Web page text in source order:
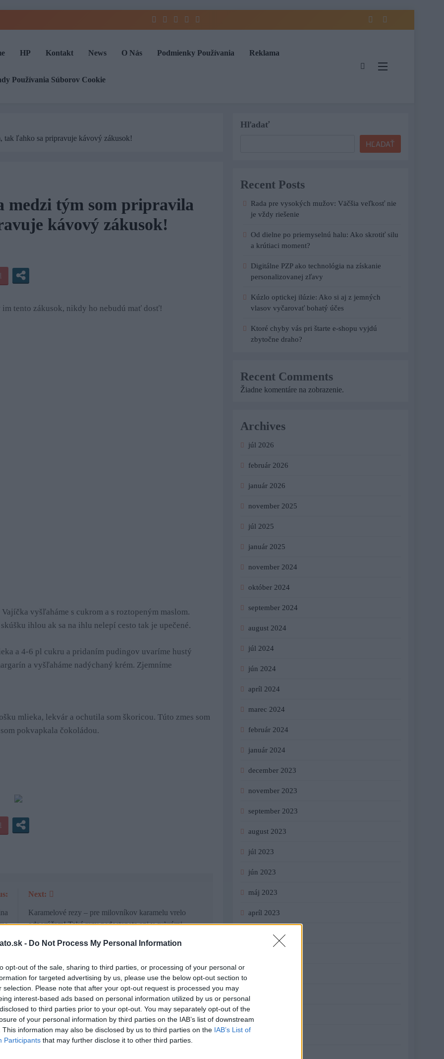
- Do Not Process My Personal Information
opt-out of the sale, sharing to third parties, or processing of your personal or
for targeted advertising by us, please use the below opt-out section to
selection. Please note that after your opt-out request is processed you may
interest-based ads based on personal information utilized by us or personal
to third parties prior to your opt-out. You may separately opt-out of the
of your personal information by third parties on the IAB’s list of downstream
This information may also be disclosed by us to third parties on the IAB’s List of
Participants that may further disclose it to other third parties.
HP Kontakt News O Nás Podmienky Používania Reklama
Používania Súborov Cookie
tak ľahko sa pripravuje kávový zákusok!
medzi tým som pripravila
kávový zákusok!
tento zákusok, nikdy ho nebudú mať dosť!
vyšľaháme s cukrom a s roztopeným maslom.
ihlou ak sa na ihlu nelepí cesto tak je upečené.
a 4-6 pl cukru a pridaním pudingov uvaríme hustý
a vyšľaháme nadýchaný krém. Zjemníme
mlieka, lekvár a ochutila som škoricou. Túto zmes som
pokvapkala čokoládou.
Next:
Karamelové rezy – pre milovníkov karamelu vrelo
odporúčam! Také rezy nedostanete ani v cukrárni
Dnes k nám mala prísť návšteva. Urobila som
nadýchaný koláč s ovocím. Nebolo s ním ani veľa
roboty
Hľadať
HĽADAŤ
Recent Posts
Rada pre vysokých mužov: Väčšia veľkosť nie
je vždy riešenie
Od dielne po priemyselnú halu: Ako skrotiť silu
a krútiaci moment?
Digitálne PZP ako technológia na získanie
personalizovanej zľavy
Kúzlo optickej ilúzie: Ako si aj z jemných
vlasov vyčarovať bohatý účes
Ktoré chyby vás pri štarte e-shopu vyjdú
zbytočne draho?
Recent Comments
Žiadne komentáre na zobrazenie.
Archives
júl 2026
február 2026
január 2026
november 2025
júl 2025
január 2025
november 2024
október 2024
september 2024
august 2024
júl 2024
jún 2024
apríl 2024
marec 2024
február 2024
január 2024
december 2023
november 2023
september 2023
august 2023
júl 2023
jún 2023
máj 2023
apríl 2023
marec 2023
október 2022